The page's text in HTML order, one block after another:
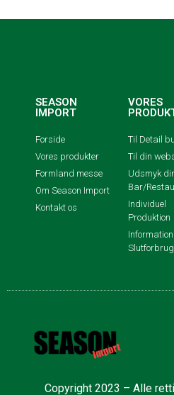
SEASON
IMPORT
Forside
Vores produkter
Formland messe
Om Season Import
Kontakt os
VORES
Til Detail
Til din
Udsmyk
Bar/
Individuel
Produktion
Information
Copyright 2023 – Alle